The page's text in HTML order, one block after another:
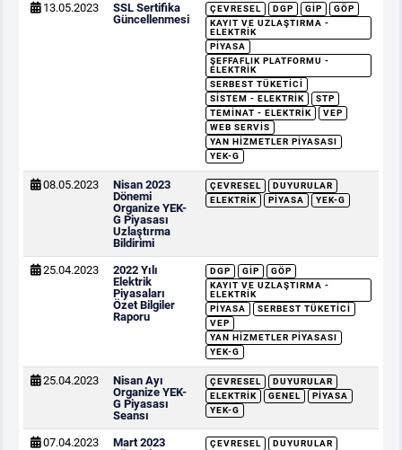
13.05.2023
SSL Sertifika
Güncellenmesi
ÇEVRESEL DGP GİP
GÖP
KAYIT VE UZLAŞTIRMA -
ELEKTRIK
PIYASA
ŞEFFAFLIK PLATFORMU -
ELEKTRIK
SERBEST TÜKETICI
SISTEM - ELEKTRIK
STP
TEMINAT - ELEKTRIK
VEP
WEB SERVIS
YAN HIZMETLER PIYASASI
YEK-G
08.05.2023
Nisan 2023
Dönemi
Organize YEK-
G Piyasası
Uzlaştırma
Bildirimi
ÇEVRESEL
DUYURULAR
ELEKTRIK
PIYASA YEK-G
25.04.2023
2022 Yılı
Elektrik
Piyasaları
Özet Bilgiler
Raporu
DGP GİP
GÖP
KAYIT VE UZLAŞTIRMA -
ELEKTRIK
PIYASA
SERBEST TÜKETICI
VEP
YAN HIZMETLER PIYASASI
YEK-G
25.04.2023
Nisan Ayı
Organize YEK-
G Piyasası
Seansı
ÇEVRESEL
DUYURULAR
ELEKTRIK
GENEL
PIYASA
YEK-G
07.04.2023
Mart 2023
ÇEVRESEL
DUYURULAR